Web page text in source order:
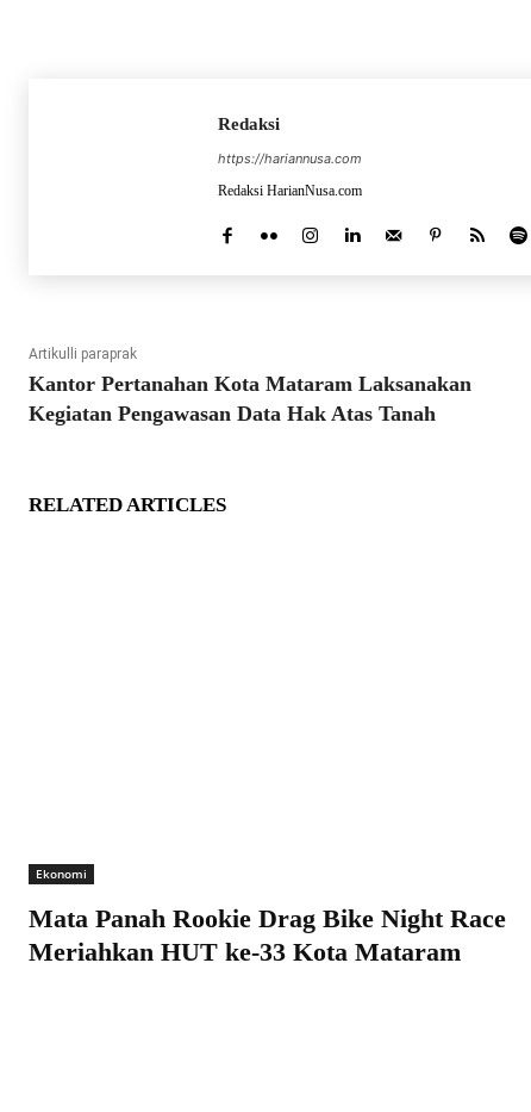
Redaksi
https://hariannusa.com
Redaksi HarianNusa.com
Artikulli paraprak
Kantor Pertanahan Kota Mataram Laksanakan
Kegiatan Pengawasan Data Hak Atas Tanah
RELATED ARTICLES
Ekonomi
Mata Panah Rookie Drag Bike Night Race
Meriahkan HUT ke-33 Kota Mataram